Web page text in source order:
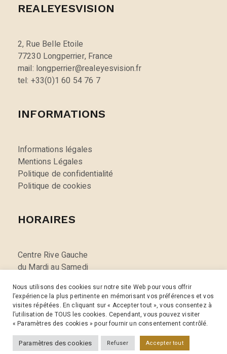
REALEYESVISION
2, Rue Belle Etoile
77230 Longperrier, France
mail: longperrier@realeyesvision.fr
tel: +33(0)1 60 54 76 7
INFORMATIONS
Informations légales
Mentions Légales
Politique de confidentialité
Politique de cookies
HORAIRES
Centre Rive Gauche
du Mardi au Samedi
fermé le lundi
@ 2022 Realeyesvision.fr – Tous les droits sont réservés –
Nous utilisons des cookies sur notre site Web pour vous offrir
l’expérience la plus pertinente en mémorisant vos préférences et vos
visites répétées. En cliquant sur « Accepter tout », vous consentez à
l’utilisation de TOUS les cookies. Cependant, vous pouvez visiter
« Paramètres des cookies » pour fournir un consentement contrôlé.
Paramètres des cookies Refuser Accepter tout